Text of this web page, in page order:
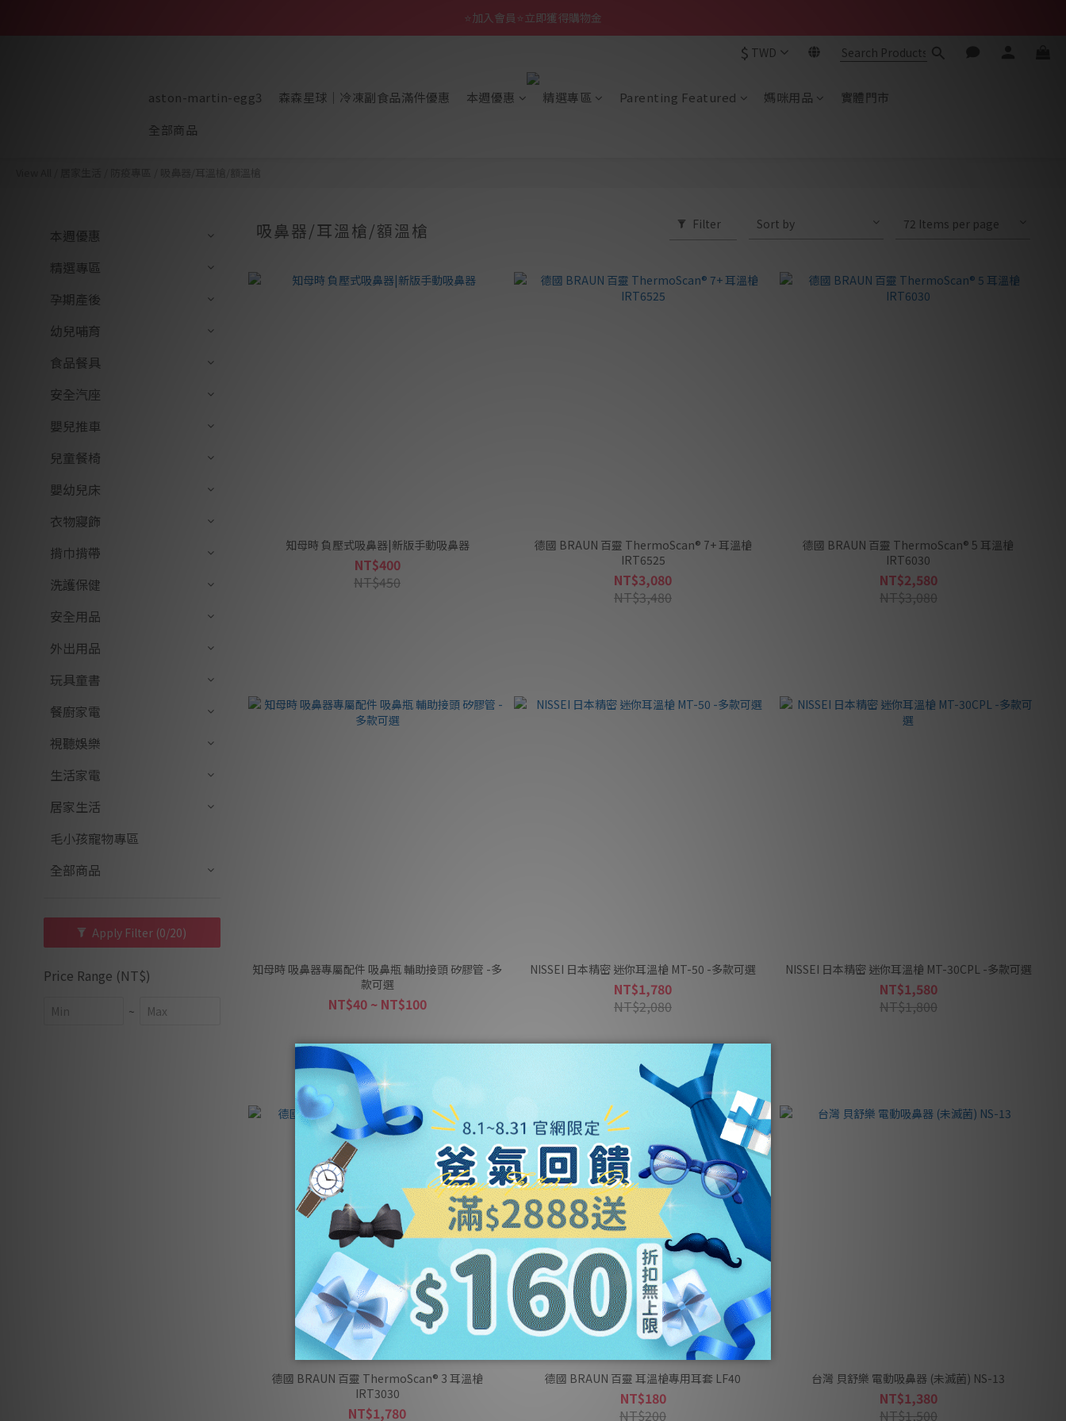
⭐加入會員⭐立即獲得購物金
$ TWD
aston-martin-egg3 森森星球｜冷凍副食品滿件優惠 本週優惠 精選專區 Parenting Featured 媽咪用品
實體門市
全部商品
本週優惠
精選專區
孕期產後
幼兒哺育
食品餐具
安全汽座
嬰兒推車
兒童餐椅
嬰幼兒床
衣物寢飾
揹巾揹帶
洗護保健
安全用品
外出用品
玩具童書
餐廚家電
視聽娛樂
生活家電
居家生活
毛小孩寵物專區
全部商品
Apply Filter (0/20)
Price Range (NT$)
~
吸鼻器/耳溫槍/額溫槍 Filter Sort by 72 Items per page
知母時 負壓式吸鼻器|新版手動吸鼻器
NT$400
NT$450
德國 BRAUN 百靈 ThermoScan® 7+ 耳溫槍
IRT6525
NT$3,080
NT$3,480
德國 BRAUN 百靈 ThermoScan® 5 耳溫槍
IRT6030
NT$2,580
NT$3,080
知母時 吸鼻器專屬配件 吸鼻瓶 輔助接頭 矽膠管 -多
款可選
NT$40 ~ NT$100
NISSEI 日本精密 迷你耳溫槍 MT-50 -多款可選
NT$1,780
NT$2,080
NISSEI 日本精密 迷你耳溫槍 MT-30CPL -多款可選
NT$1,580
NT$1,800
德國 BRAUN 百靈 ThermoScan® 3 耳溫槍
IRT3030
NT$1,780
德國 BRAUN 百靈 耳溫槍專用耳套 LF40
NT$180
NT$200
台灣 貝舒樂 電動吸鼻器 (未滅菌) NS-13
NT$1,380
NT$1,500